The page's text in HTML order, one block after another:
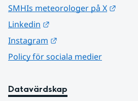
SMHIs meteorologer på X
Linkedin
Instagram
Policy för sociala medier
Datavärdskap